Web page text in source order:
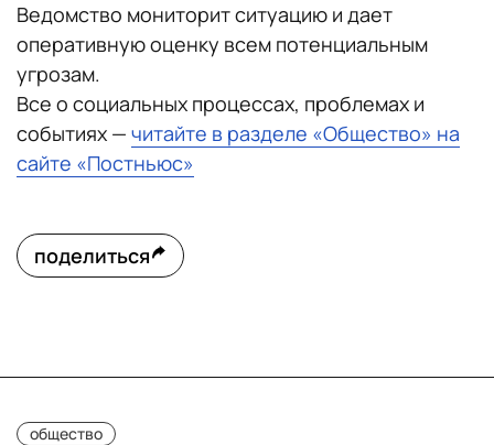
Ведомство мониторит ситуацию и дает
оперативную оценку всем потенциальным
угрозам.
Все о социальных процессах, проблемах и
событиях — читайте в разделе «Общество» на
сайте «Постньюс»
поделиться
общество